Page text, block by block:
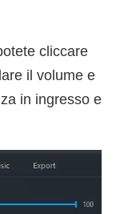
cliccare
il volume e
in ingresso e